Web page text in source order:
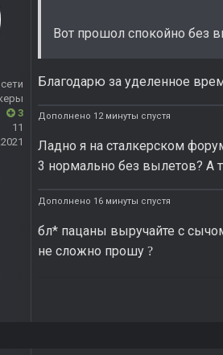
3
11
Вот прошол спокойно без
Благодарю за уделенное
Дополнено 12 минуты спустя
Ладно я на сталкерском
3 нормально без вылетов? А
Дополнено 16 минуты спустя
бл* пацаны выручайте с
не сложно прошу ?